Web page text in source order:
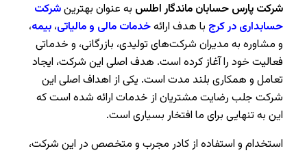
شرکت پارس حسابان ماندگار اطلس به عنوان بهترینشرکت
حسابداری در کرج با هدف ارائهخدمات مالی و مالیاتی، بیمه،
و مشاوره به مدیران شرکت‌های تولیدی، بازرگانی، و خدماتی
فعالیت خود را آغاز کرده است. هدف اصلی این شرکت، ایجاد
تعامل و همکاری بلند مدت است. یکی از اهداف اصلی این
شرکت جلب رضایت مشتریان از خدمات ارائه شده است که
این به تنهایی برای ما افتخار بسیاری است.
استخدام و استفاده از کادر مجرب و متخصص در این شرکت،